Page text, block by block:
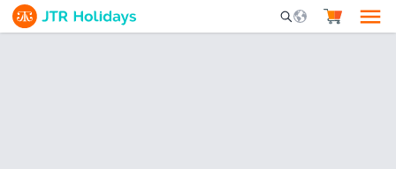
Mobile Search